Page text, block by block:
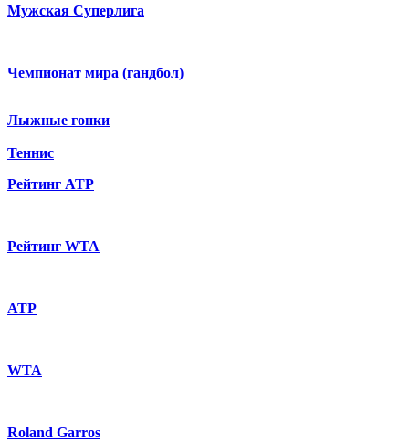
Мужская Суперлига
Чемпионат мира (гандбол)
Лыжные гонки
Теннис
Рейтинг ATP
Рейтинг WTA
ATP
WTA
Roland Garros